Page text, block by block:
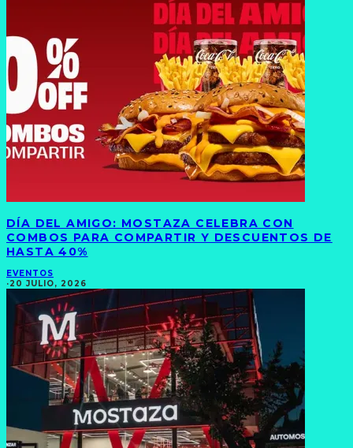
DÍA DEL AMIGO: MOSTAZA CELEBRA CON
COMBOS PARA COMPARTIR Y DESCUENTOS DE
HASTA 40%
EVENTOS
·20 JULIO, 2026